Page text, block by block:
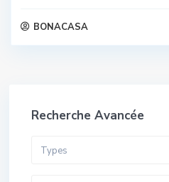
BONACASA
Recherche Avancée
Types